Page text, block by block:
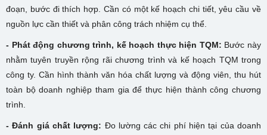
đoạn, bước đi thích hợp. Cần có một kế hoạch chi tiết, yêu cầu về
nguồn lực cần thiết và phân công trách nhiệm cụ thể.
- Phát động chương trình, kế hoạch thực hiện TQM: Bước này
nhằm tuyên truyền rộng rãi chương trình và kế hoạch TQM trong
công ty. Cần hình thành văn hóa chất lượng và động viên, thu hút
toàn bộ doanh nghiệp tham gia để thực hiện thành công chương
trình.
- Đánh giá chất lượng: Đo lường các chi phí hiện tại của doanh